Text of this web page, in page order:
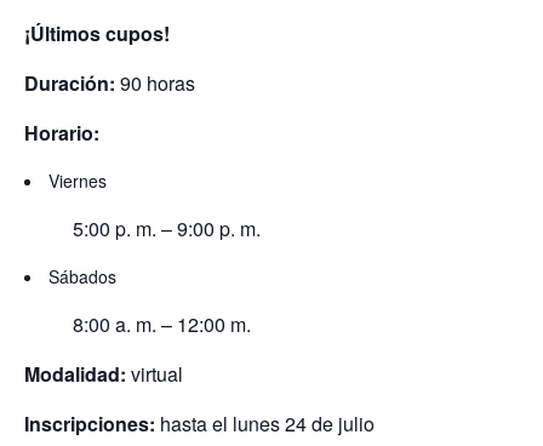
¡Últimos cupos!
Duración: 90 horas
Horario:
Viernes
5:00 p. m. – 9:00 p. m.
Sábados
8:00 a. m. – 12:00 m.
Modalidad: virtual
Inscripciones: hasta el lunes 24 de julio